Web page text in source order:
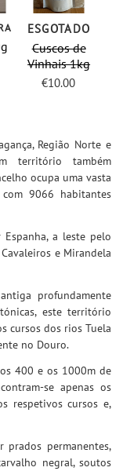
ESGOTADO
Cuscos de
Vinhais 1kg
€10.00
Região Norte e
território também
ocupa uma vasta
9066 habitantes
a leste pelo
e Mirandela
profundamente
este território
cursos dos rios Tuela
no Douro.
400 e os 1000m de
se apenas os
respetivos cursos e,
prados permanentes,
negral, soutos